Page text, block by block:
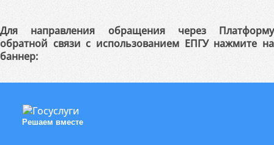
Для направления обращения через Платформу
обратной связи с использованием ЕПГУ нажмите на
баннер:
Решаем вместе